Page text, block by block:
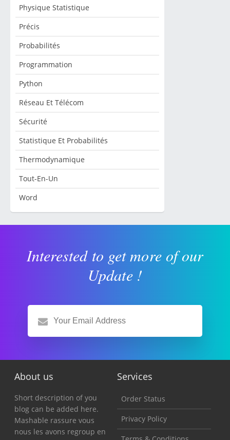
Physique Statistique
Précis
Probabilités
Programmation
Python
Réseau Et Télécom
Sécurité
Statistique Et Probabilités
Thermodynamique
Tout-En-Un
Word
Interested to get more of our
Update !
About us
Short description of you
blog can be added here.
Mashable rassure vous
nous les avons regroup en
Services
Order Status
Privacy Policy